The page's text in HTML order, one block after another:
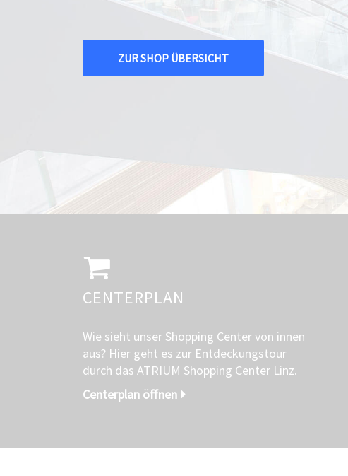
ZUR SHOP ÜBERSICHT
CENTERPLAN
Wie sieht unser Shopping Center von innen
aus? Hier geht es zur Entdeckungstour
durch das ATRIUM Shopping Center Linz.
Centerplan öffnen